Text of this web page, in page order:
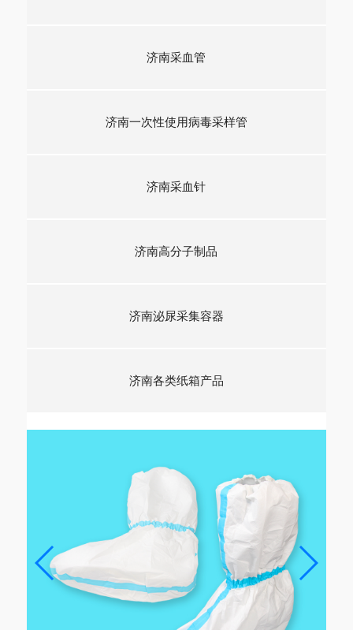
济南采血管
济南一次性使用病毒采样管
济南采血针
济南高分子制品
济南泌尿采集容器
济南各类纸箱产品